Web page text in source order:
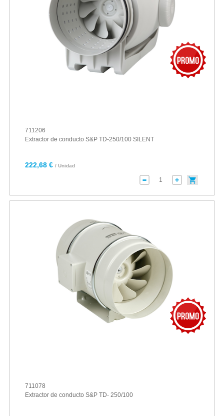
711206
Extractor de conducto S&P TD-250/100 SILENT
222,68 € / Unidad
711078
Extractor de conducto S&P TD- 250/100